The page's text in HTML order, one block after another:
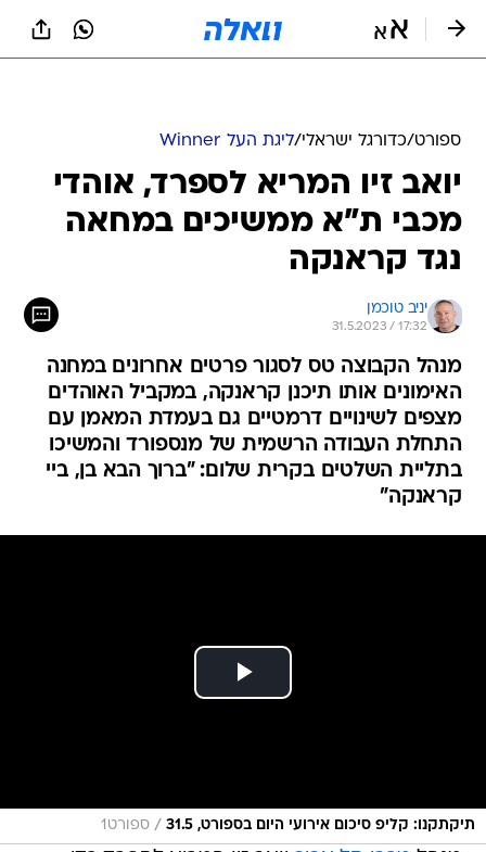
ספורט/כדורגל ישראלי/ליגת העל Winner
יואב זיו המריא לספרד, אוהדי
מכבי ת"א ממשיכים במחאה
נגד קראנקה
יניב טוכמן
31.5.2023 / 17:32
מנהל הקבוצה טס לסגור פרטים אחרונים במחנה
האימונים אותו תיכנן קראנקה, במקביל האוהדים
מצפים לשינויים דרמטיים גם בעמדת המאמן עם
התחלת העבודה הרשמית של מנספורד והמשיכו
בתליית השלטים בקרית שלום: "ברוך הבא בן, ביי
קראנקה"
תיקתקנו: קליפ סיכום אירועי היום בספורט, 31.5 / ספורט1